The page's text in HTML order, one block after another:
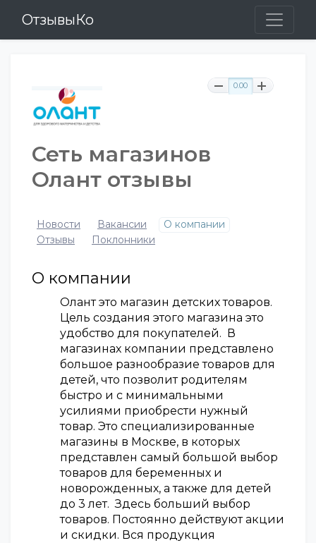
ОтзывыКо
0.00
Сеть магазинов
Олант отзывы
Новости Вакансии
О компании
Отзывы
Поклонники
О компании
Олант это магазин детских товаров.
Цель создания этого магазина это
удобство для покупателей. В
магазинах компании представлено
большое разнообразие товаров для
детей, что позволит родителям
быстро и с минимальными
усилиями приобрести нужный
товар. Это специализированные
магазины в Москве, в которых
представлен самый большой выбор
товаров для беременных и
новорожденных, а также для детей
до 3 лет. Здесь больший выбор
товаров. Постоянно действуют акции
и скидки. Вся продукция